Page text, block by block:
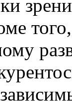
того,